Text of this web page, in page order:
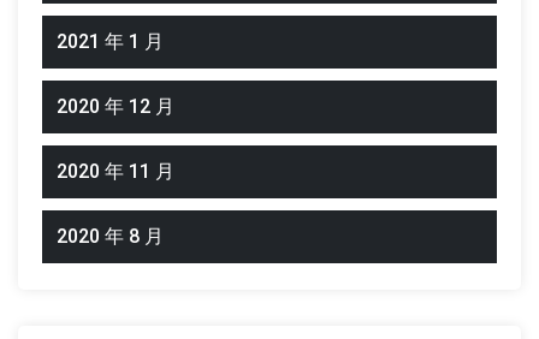
2021 年 1 月
2020 年 12 月
2020 年 11 月
2020 年 8 月